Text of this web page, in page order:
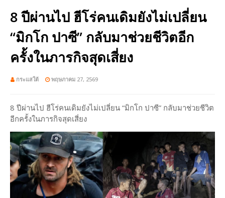
8 ปีผ่านไป ฮีโร่คนเดิมยังไม่เปลี่ยน
“มิกโก ปาซี” กลับมาช่วยชีวิตอีก
ครั้งในภารกิจสุดเสี่ยง
กระแสใต้ พฤษภาคม 27, 2569
8 ปีผ่านไป ฮีโร่คนเดิมยังไม่เปลี่ยน “มิกโก ปาซี” กลับมาช่วยชีวิต
อีกครั้งในภารกิจสุดเสี่ยง